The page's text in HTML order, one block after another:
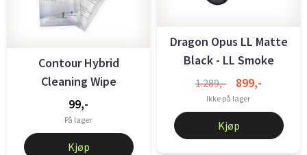
Contour Hybrid
Cleaning Wipe
99,-
På lager
Kjøp
Dragon Opus LL Matte
Black - LL Smoke
1.289,- 899,-
Ikke på lager
Kjøp